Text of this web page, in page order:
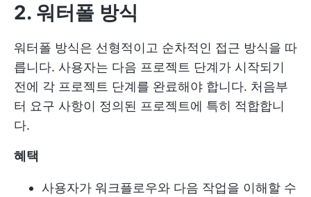
2. 워터폴 방식
워터폴 방식은 선형적이고 순차적인 접근 방식을 따
릅니다. 사용자는 다음 프로젝트 단계가 시작되기
전에 각 프로젝트 단계를 완료해야 합니다. 처음부
터 요구 사항이 정의된 프로젝트에 특히 적합합니
다.
혜택
사용자가 워크플로우와 다음 작업을 이해할 수